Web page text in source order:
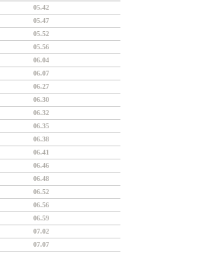
05.42
05.47
05.52
05.56
06.04
06.07
06.27
06.30
06.32
06.35
06.38
06.41
06.46
06.48
06.52
06.56
06.59
07.02
07.07